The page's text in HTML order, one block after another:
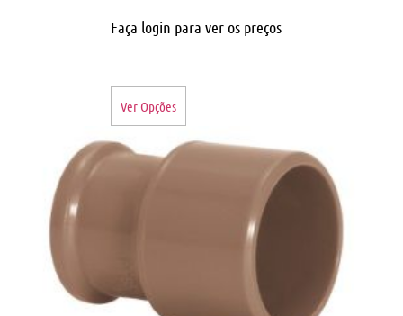
Faça login para ver os preços
Ver Opções